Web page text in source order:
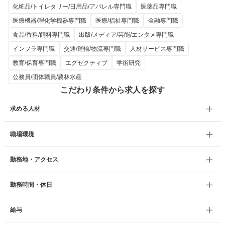
化粧品/トイレタリー/日用品/アパレル専門職
医薬品専門職
医療機器/理化学機器専門職
医療/福祉専門職
金融専門職
食品/香料/飼料専門職
出版/メディア/芸能/エンタメ専門職
インフラ専門職
交通/運輸/物流専門職
人材サービス専門職
教育/保育専門職
エグゼクティブ
学術研究
公務員/団体職員/農林水産
こだわり条件から求人を探す
求める人材
職場環境
勤務地・アクセス
勤務時間・休日
給与